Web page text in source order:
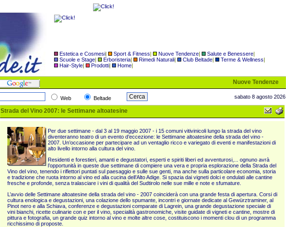
Estetica e Cosmesi| Sport & Fitness| Nuove Tendenze| Salute e Benessere|
Scuole e Stage| Erboristeria| Rimedi Naturali| Club Beltade| Terme & Wellness|
Hair-Style| Prodotti| Home|
Nuove Tendenze
Web Beltade sabato 8 agosto 2026
Strada del Vino 2007: le Settimane altoatesine
Per due settimane - dal 3 al 19 maggio 2007 - i 15 comuni vitivinicoli lungo la strada del vino
diventeranno teatro di un evento d’eccezione: le Settimane altoatesine della strada del vino -
2007. Un’occasione per partecipare ad un ventaglio ricco e variegato di eventi e manifestazioni di
alto livello intorno alla cultura del vino.
Residenti e forestieri, amanti e degustatori, esperti e spiriti liberi ed avventurosi,... ognuno avrà
l’opportunità in queste due settimane di compiere una vera e propria esplorazione della Strada del
Vino del vino, tenendo i riflettori puntati sul paesaggio e sulle sue genti, ma anche sulla particolare economia, storia
e tradizione che ruota intorno al vino ed alla cucina dell’Alto Adige. Si spazia dai vigneti dolci e ondulati alle cantine
fresche e profonde, senza tralasciare i vini di qualità del Sudtirolo nelle sue mille e note e sfumature.
L’avvio delle Settimane altoatesine della strada del vino - 2007 coinciderà con una grande festa di apertura. Corsi di
cultura enologica e degustazioni, una colazione dello spumante, incontri e giornate dedicate al Gewürztraminer, al
Pinot nero e alla Schiava, conferenze e degustazioni comparate di Lagrein, una grande degustazione speciale di
vini bianchi, ricette culinarie con e per il vino, specialità gastronomiche, visite guidate di vigneti e cantine, mostre di
pittura e fotografia, un grande quiz intorno al vino e molte altre cose, costituiscono i momenti clou di un programma
ricchissimo di proposte.